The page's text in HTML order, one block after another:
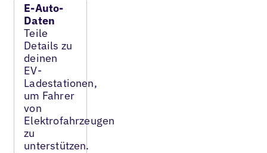
E-Auto-
Daten
Teile
Details zu
deinen
EV-
Ladestationen,
um Fahrer
von
Elektrofahrzeugen
zu
unterstützen.